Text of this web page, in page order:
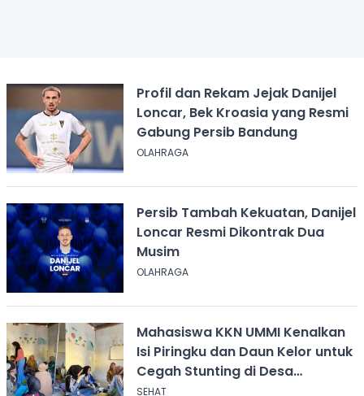
Profil dan Rekam Jejak Danijel
Loncar, Bek Kroasia yang Resmi
Gabung Persib Bandung
OLAHRAGA
Persib Tambah Kekuatan, Danijel
Loncar Resmi Dikontrak Dua
Musim
OLAHRAGA
Mahasiswa KKN UMMI Kenalkan
Isi Piringku dan Daun Kelor untuk
Cegah Stunting di Desa
Calingcing
SEHAT